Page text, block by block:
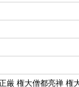
厳 権大僧都亮禅 権